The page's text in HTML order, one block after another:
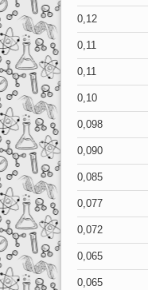
0,12
0,11
0,11
0,10
0,098
0,090
0,085
0,077
0,072
0,065
0,065